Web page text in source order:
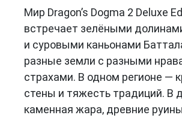
Мир Dragon’s Dogma 2 Deluxe
встречает зелёными
и суровыми каньонами
разные земли с разными
страхами. В одном регионе —
стены и тяжесть традиций. В
каменная жара, древние